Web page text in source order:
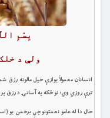
بِسْمِ
ولې د
انسانان معمولاً يوازې خپل مالونه
ترې روزي وي؛ نو ځکه په آسانۍ د رزق
حال دا له عامو نعمتونو چې برخمن يو